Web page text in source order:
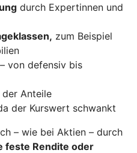
durch Expertinnen und
zum Beispiel
– von defensiv bis
der Anteile
der Kurswert schwankt
– wie bei Aktien – durch
feste Rendite oder